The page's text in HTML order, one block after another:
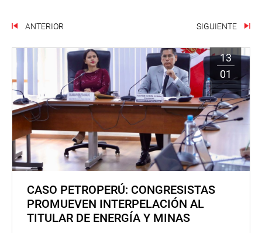
ANTERIOR SIGUIENTE
13
01
CASO PETROPERÚ: CONGRESISTAS
PROMUEVEN INTERPELACIÓN AL
TITULAR DE ENERGÍA Y MINAS